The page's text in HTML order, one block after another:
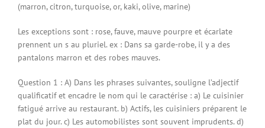
(marron, citron, turquoise, or, kaki, olive, marine)
Les exceptions sont : rose, fauve, mauve pourpre et écarlate
prennent un s au pluriel. ex : Dans sa garde-robe, il y a des
pantalons marron et des robes mauves.
Question 1 : A) Dans les phrases suivantes, souligne l’adjectif
qualificatif et encadre le nom qui le caractérise : a) Le cuisinier
fatigué arrive au restaurant. b) Actifs, les cuisiniers préparent le
plat du jour. c) Les automobilistes sont souvent imprudents. d)